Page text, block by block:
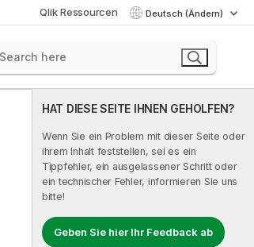
Qlik Ressourcen Deutsch (Ändern)
HAT DIESE SEITE IHNEN GEHOLFEN?
Wenn Sie ein Problem mit dieser Seite oder
ihrem Inhalt feststellen, sei es ein
Tippfehler, ein ausgelassener Schritt oder
ein technischer Fehler, informieren Sie uns
bitte!
Geben Sie hier Ihr Feedback ab